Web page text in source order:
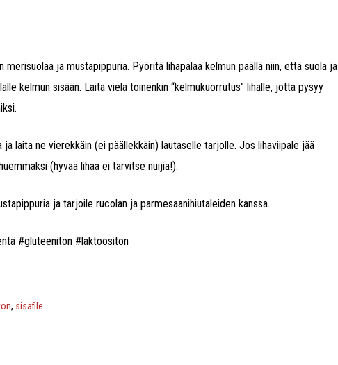
merisuolaa ja mustapippuria. Pyöritä lihapalaa kelmun päällä niin, että suola ja
kelmun sisään. Laita vielä toinenkin “kelmukuorrutus” lihalle, jotta pysyy
laita ne vierekkäin (ei päällekkäin) lautaselle tarjolle. Jos lihaviipale jää
(hyvää lihaa ei tarvitse nuijia!).
ja tarjoile rucolan ja parmesaanihiutaleiden kanssa.
#gluteeniton #laktoositon
, sisäfile